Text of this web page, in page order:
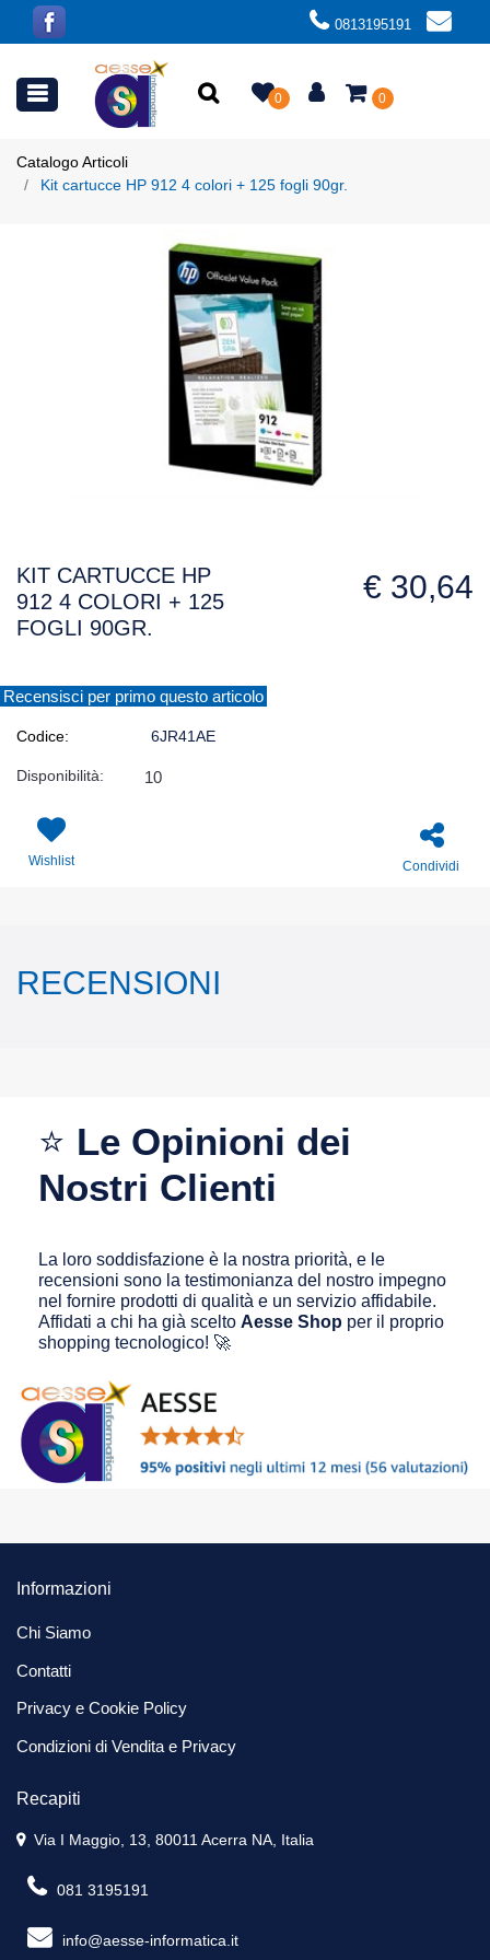
0813195191
Open menu 0 0
Catalogo Articoli
Kit cartucce HP 912 4 colori + 125 fogli 90gr.
KIT CARTUCCE HP
912 4 COLORI + 125
FOGLI 90GR.
€ 30,64
Recensisci per primo questo articolo
Codice: 6JR41AE
Disponibilità: 10
Wishlist Condividi
RECENSIONI
⭐ Le Opinioni dei
Nostri Clienti
La loro soddisfazione è la nostra priorità, e le
recensioni sono la testimonianza del nostro impegno
nel fornire prodotti di qualità e un servizio affidabile.
Affidati a chi ha già scelto Aesse Shop per il proprio
shopping tecnologico! 🚀
Informazioni
Chi Siamo
Contatti
Privacy e Cookie Policy
Condizioni di Vendita e Privacy
Recapiti
Via I Maggio, 13, 80011 Acerra NA, Italia
081 3195191
info@aesse-informatica.it